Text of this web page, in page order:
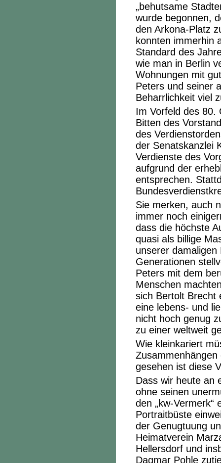
„behutsame
wurde begonnen,
den Arkona-Platz
konnten immerhin
Standard des
wie man in Berlin
Wohnungen mit
Peters und seiner
Beharrlichkeit viel
Im Vorfeld des 80.
Bitten des
des
der Senatskanzlei
Verdienste des
aufgrund der
entsprechen.
Sie merken, auch
immer noch
dass die höchste
quasi als billige
unserer
Generationen
Peters mit dem
Menschen
sich Bertolt Brecht
eine lebens- und
nicht hoch genug
zu einer weltweit
Wie kleinkariert
Zusammenhängen
gesehen ist diese
Dass wir heute an
ohne seinen
den „kw-
Portraitbüste
der Genugtuung
Heimatverein
Hellersdorf und
Dagmar Pohle